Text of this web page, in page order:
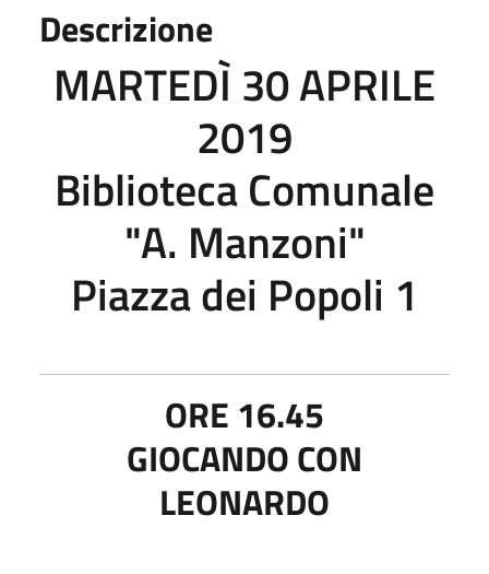
Descrizione
MARTEDÌ 30 APRILE
2019
Biblioteca Comunale
"A. Manzoni"
Piazza dei Popoli 1
ORE 16.45
GIOCANDO CON
LEONARDO